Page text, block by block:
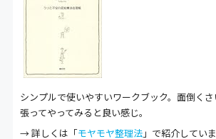
シンプルで使いやすいワークブック。面倒く
張ってやってみると良い感じ。
→ 詳しくは「モヤモヤ整理法」で紹介していま